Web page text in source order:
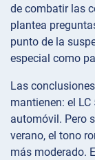
de combatir las
plantea
punto de la
especial como
Las
mantienen: el
automóvil. Pero
verano, el tono
más moderado.